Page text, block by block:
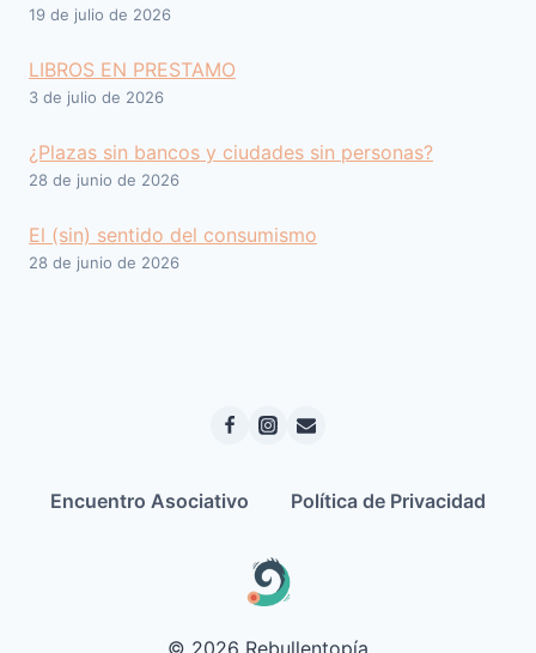
19 de julio de 2026
LIBROS EN PRESTAMO
3 de julio de 2026
¿Plazas sin bancos y ciudades sin personas?
28 de junio de 2026
El (sin) sentido del consumismo
28 de junio de 2026
Encuentro Asociativo Política de Privacidad